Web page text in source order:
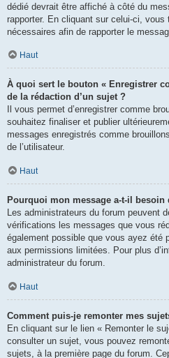
dédié devrait être affiché à côté du
rapporter. En cliquant sur celui-ci,
nécessaires afin de rapporter le
Haut
À quoi sert le bouton « Enregistrer
de la rédaction d’un sujet ?
Il vous permet d’enregistrer comme
souhaitez finaliser et publier
messages enregistrés comme
de l’utilisateur.
Haut
Pourquoi mon message a-t-il besoin
Les administrateurs du forum peuvent
vérifications les messages que vous
également possible que vous ayez été
aux permissions limitées. Pour plus
administrateur du forum.
Haut
Comment puis-je remonter mes
En cliquant sur le lien « Remonter le
consulter un sujet, vous pouvez
sujets, à la première page du forum.